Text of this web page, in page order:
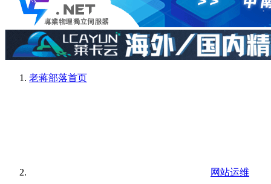
老蒋部落首页
网站运维